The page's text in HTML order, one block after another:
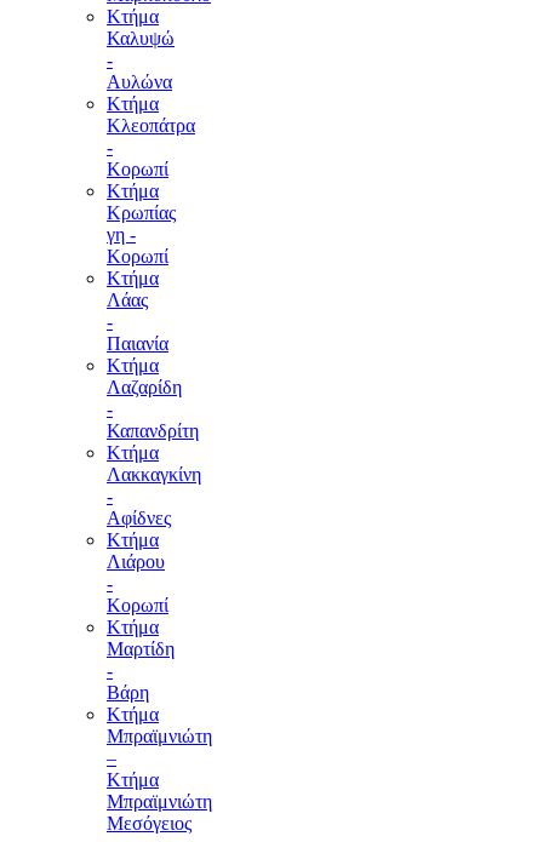
Κτήμα
Καλυψώ
-
Αυλώνα
Κτήμα
Κλεοπάτρα
-
Κορωπί
Κτήμα
Κρωπίας
γη -
Κορωπί
Κτήμα
Λάας
-
Παιανία
Κτήμα
Λαζαρίδη
-
Καπανδρίτη
Κτήμα
Λακκαγκίνη
-
Αφίδνες
Κτήμα
Λιάρου
-
Κορωπί
Κτήμα
Μαρτίδη
-
Βάρη
Κτήμα
Μπραϊμνιώτη
–
Κτήμα
Μπραϊμνιώτη
Μεσόγειος